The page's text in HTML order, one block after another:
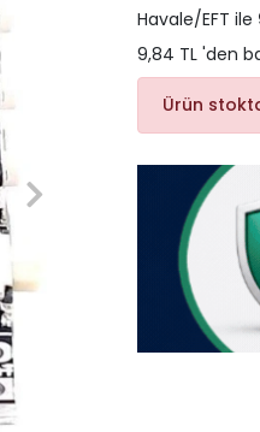
Havale/EFT ile
9,84 TL 'den
Ürün